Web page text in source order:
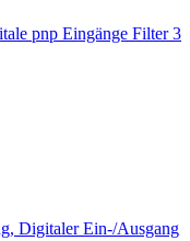
pnp Eingänge Filter 3
Digitaler Ein-/Ausgang